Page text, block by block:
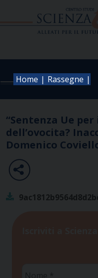
Home | Rassegne |
“Sentenza Ue
dell’ovocita?
Domenico